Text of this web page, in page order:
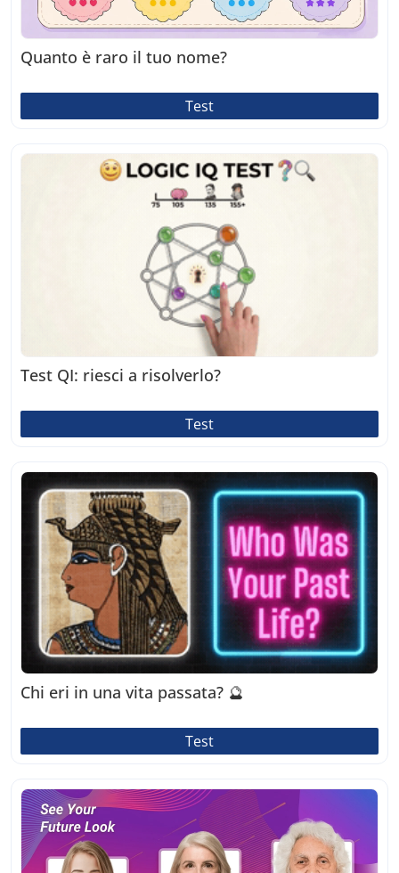
Quanto è raro il tuo nome?
Test
Test QI: riesci a risolverlo?
Test
Chi eri in una vita passata? 🔮
Test